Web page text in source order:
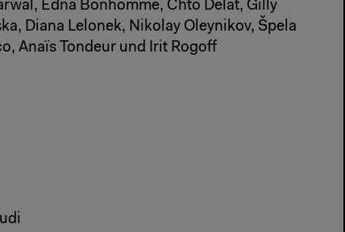
Edna Bonhomme, Chto Delat, Gilly
Diana Lelonek, Nikolay Oleynikov, Špela
Anaïs Tondeur und Irit Rogoff